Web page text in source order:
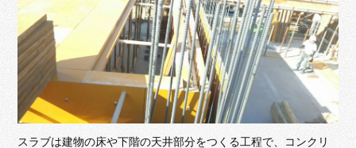
スラブは建物の床や下階の天井部分をつくる工程で、コンクリ